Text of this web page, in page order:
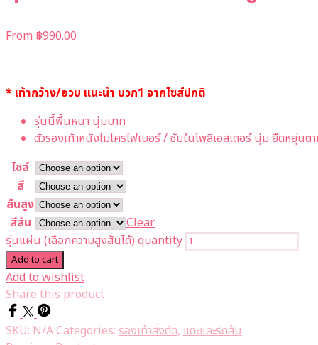
From ฿990.00
* เท้ากว้าง/อวบ แนะนำ บวก1 จากไซส์ปกติ
รุ่นนี้พื้นหนา นุ่มมาก
ตัวรองเท้าหนังไมโครไฟเบอร์ / ซับในโพลีเอสเตอร์ นุ่ม ยืดหยุ่นต
ไซส์
สี
ส้นสูง
สีส้น
Clear
รุ่นแผ่น (เลือกความสูงส้นได้) quantity
Add to cart
Add to wishlist
Share this product
SKU: N/ACategories: รองเท้าสั่งตัด, แตะและรัดส้น